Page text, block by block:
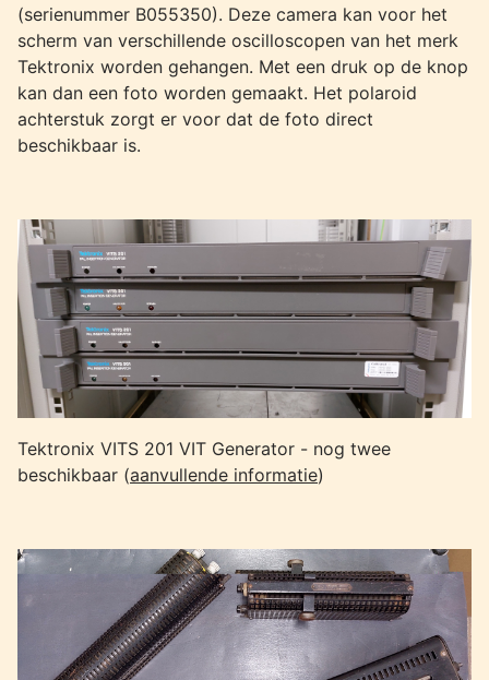
(serienummer B055350). Deze camera kan voor het
scherm van verschillende oscilloscopen van het merk
Tektronix worden gehangen. Met een druk op de knop
kan dan een foto worden gemaakt. Het polaroid
achterstuk zorgt er voor dat de foto direct
beschikbaar is.
Tektronix VITS 201 VIT Generator - nog twee
beschikbaar (aanvullende informatie)